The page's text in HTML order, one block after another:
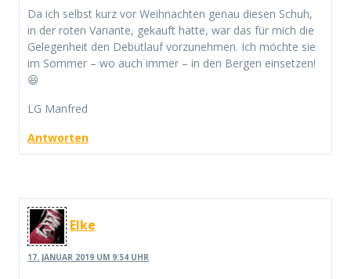
Da ich selbst kurz vor Weihnachten genau diesen Schuh,
in der roten Variante, gekauft hatte, war das für mich die
Gelegenheit den Debütlauf vorzunehmen. Ich möchte sie
im Sommer – wo auch immer – in den Bergen einsetzen!
😆
LG Manfred
Antworten
Elke
17. JANUAR 2019 UM 9:54 UHR